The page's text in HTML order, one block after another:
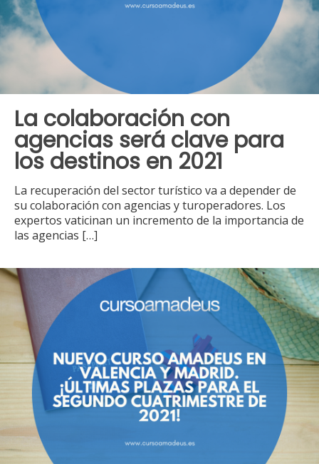
La colaboración con
agencias será clave para
los destinos en 2021
La recuperación del sector turístico va a depender de
su colaboración con agencias y turoperadores. Los
expertos vaticinan un incremento de la importancia de
las agencias […]